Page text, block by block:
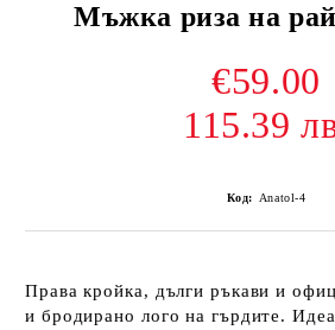
Мъжка риза на
€59.00
115.39
Код: Anatol-4
Права кройка, дълги ръкави и
и бродирано лого на гърдите.